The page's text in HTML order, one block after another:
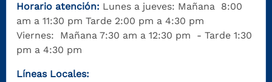
Horario atención: Lunes a jueves: Mañana 8:00
am a 11:30 pm Tarde 2:00 pm a 4:30 pm
Viernes: Mañana 7:30 am a 12:30 pm - Tarde 1:30
pm a 4:30 pm
Líneas Locales: